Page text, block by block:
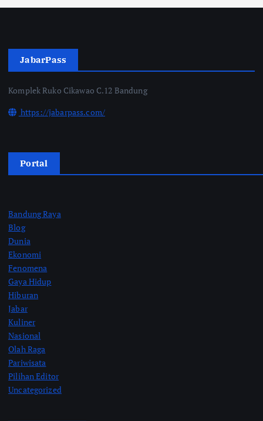
JabarPass
Komplek Ruko Cikawao C.12 Bandung
https://jabarpass.com/
Portal
Bandung Raya
Blog
Dunia
Ekonomi
Fenomena
Gaya Hidup
Hiburan
Jabar
Kuliner
Nasional
Olah Raga
Pariwisata
Pilihan Editor
Uncategorized